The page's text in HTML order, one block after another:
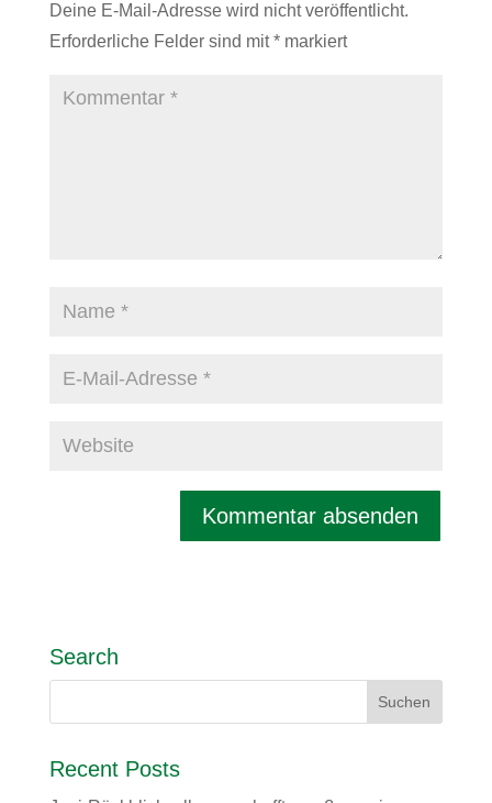
Deine E-Mail-Adresse wird nicht veröffentlicht.
Erforderliche Felder sind mit*markiert
Search
Recent Posts